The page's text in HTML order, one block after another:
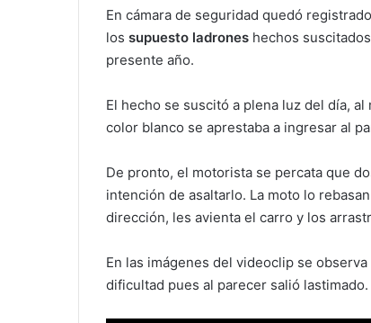
En cámara de seguridad quedó
los supuesto ladrones hechos
presente año.
El hecho se suscitó a plena luz del día,
color blanco se aprestaba a ingresar al
De pronto, el motorista se percata que
intención de asaltarlo. La moto lo
dirección, les avienta el carro y los
En las imágenes del videoclip se
dificultad pues al parecer salió lastimado.